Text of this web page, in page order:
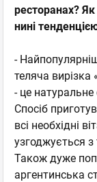
ресторанах?
нині
-
теляча
- це
Спосіб
всі необхідні
узгоджується
Також дуже
аргентинська